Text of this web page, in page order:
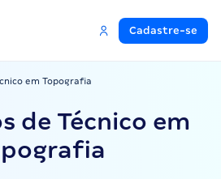
Cadastre-se
em Topografia
de Técnico em